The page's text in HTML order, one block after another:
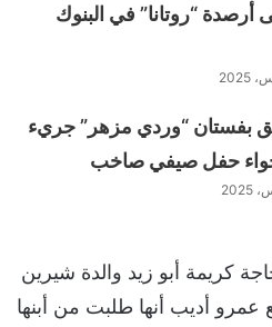
“روتانا” في البنوك
بفستان “وردي مزهر” جريء
حفل صيفي صاخب
كريمة أبو زيد والدة شيرين
عمرو أديب أنها طلبت من أبنها